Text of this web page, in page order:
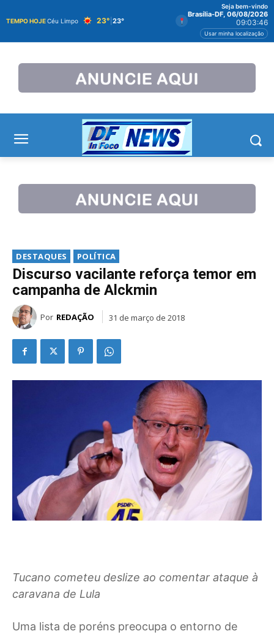
TEMPO HOJECéu Limpo 23° 23°
Seja bem-vindo
Brasília-DF, 06/08/2026
09:03:47
Usar minha localização
DESTAQUES POLÍTICA
Discurso vacilante reforça temor em
campanha de Alckmin
Por REDAÇÃO 31 de março de 2018
Tucano cometeu deslize ao comentar ataque à
caravana de Lula
Uma lista de poréns preocupa o entorno de